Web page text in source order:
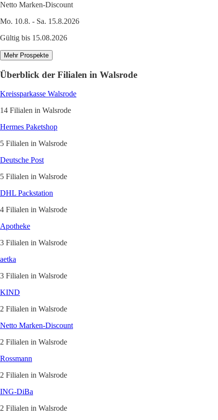
Netto Marken-Discount
Mo. 10.8. - Sa. 15.8.2026
Gültig bis 15.08.2026
Mehr Prospekte
Überblick der Filialen in Walsrode
Kreissparkasse Walsrode
14 Filialen in Walsrode
Hermes Paketshop
5 Filialen in Walsrode
Deutsche Post
5 Filialen in Walsrode
DHL Packstation
4 Filialen in Walsrode
Apotheke
3 Filialen in Walsrode
aetka
3 Filialen in Walsrode
KIND
2 Filialen in Walsrode
Netto Marken-Discount
2 Filialen in Walsrode
Rossmann
2 Filialen in Walsrode
ING-DiBa
2 Filialen in Walsrode